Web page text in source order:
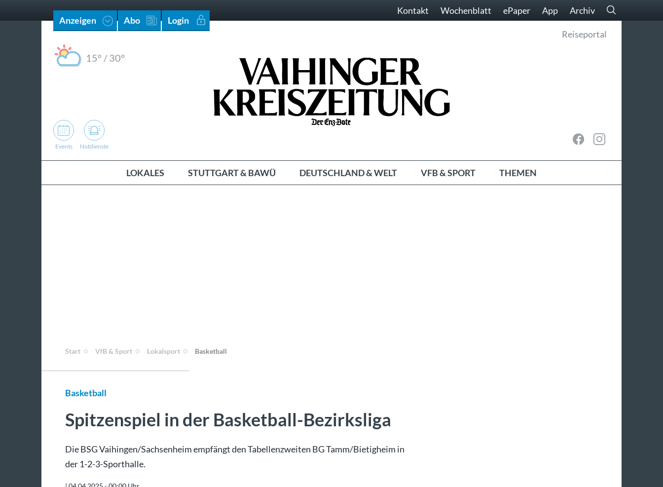
Anzeigen Abo Login
Kontakt Wochenblatt ePaper App Archiv
15° /30°
Reiseportal
Events Notdienste
LOKALES STUTTGART & BAWÜ DEUTSCHLAND & WELT VFB & SPORT THEMEN
Start VfB & Sport Lokalsport Basketball
Basketball
Spitzenspiel in der Basketball-Bezirksliga
Die BSG Vaihingen/Sachsenheim empfängt den Tabellenzweiten BG Tamm/Bietigheim in
der 1-2-3-Sporthalle.